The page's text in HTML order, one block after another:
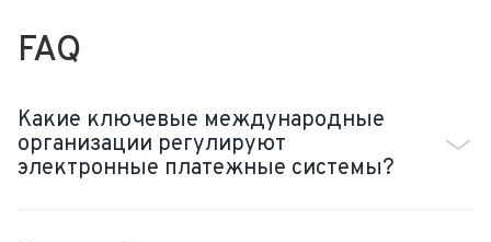
FAQ
Какие ключевые международные
организации регулируют
электронные платежные системы?